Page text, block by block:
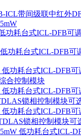
ICL带间级联中红外
功耗台式ICL-DFB可
低功耗台式ICL-DFB可
低功耗台式ICL-DFB
合控制模块
低功耗台式ICL-DFB
锁相控制模块可选
低功耗台式ICL-DFB
锁相控制模块可
5mW 低功耗台式ICL-